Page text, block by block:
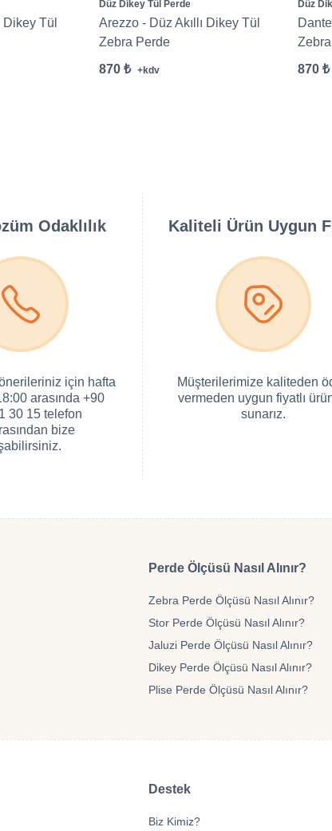
Dikey Tül
Düz Dikey Tül Perde
Arezzo - Düz Akıllı Dikey Tül
Zebra Perde
870 ₺
+kdv
Düz
870 ₺
Odaklılık
için hafta
arasında +90
30 15 telefon
bize
Kaliteli Ürün Uygun
Müşterilerimize kaliteden
vermeden uygun fiyatlı
sunarız.
Perde Ölçüsü Nasıl Alınır?
Zebra Perde Ölçüsü Nasıl Alınır?
Stor Perde Ölçüsü Nasıl Alınır?
Jaluzi Perde Ölçüsü Nasıl Alınır?
Dikey Perde Ölçüsü Nasıl Alınır?
Plise Perde Ölçüsü Nasıl Alınır?
Destek
Biz Kimiz?